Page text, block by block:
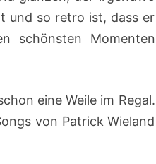
und so retro ist, dass er
schönsten Momenten
eine Weile im Regal.
von Patrick Wieland